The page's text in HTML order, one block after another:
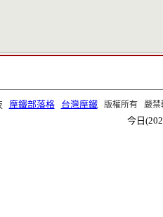
摩鐵部落格 台灣摩鐵版權所有 嚴禁
今日